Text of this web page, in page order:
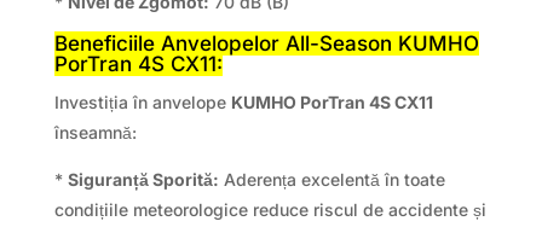
Beneficiile Anvelopelor All-Season KUMHO
PorTran 4S CX11:
Investiția în anvelope KUMHO PorTran 4S CX11
înseamnă:
* Siguranță Sporită: Aderența excelentă în toate
condițiile meteorologice reduce riscul de accidente și